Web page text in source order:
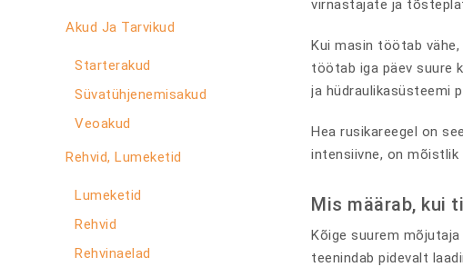
virnastajate ja
Kui masin töötab
töötab iga päev suure
ja hüdraulikasüsteemi
Hea rusikareegel on
intensiivne, on
Mis määrab, kui
Kõige suurem
teenindab pidevalt
Akud Ja Tarvikud
Starterakud
Süvatühjenemisakud
Veoakud
Rehvid, Lumeketid
Lumeketid
Rehvid
Rehvinaelad